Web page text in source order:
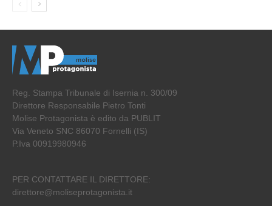
Reg. Stampa Tribunale di Isernia n. 300/09
Direttore Responsabile Pietro Tonti
Molise Protagonista è edito da PUBLIT
Via Veneto SNC 86070 Fornelli (IS)
P.Iva 00919980946
PER CONTATTARE IL DIRETTORE:
direttore@moliseprotagonista.it